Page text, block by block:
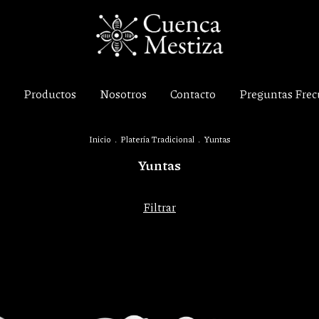
Productos Nosotros Contacto Preguntas
Inicio . Platería Tradicional . Yuntas
Yuntas
Filtrar